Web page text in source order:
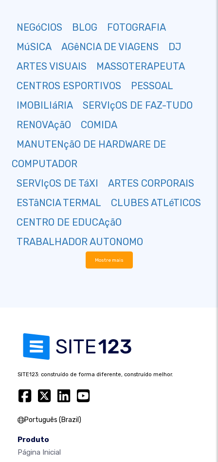
NEGóCIOS BLOG
FOTOGRAFIA
MúSICA
AGêNCIA DE VIAGENS
DJ
ARTES VISUAIS
MASSOTERAPEUTA
CENTROS ESPORTIVOS
PESSOAL
IMOBILIáRIA
SERVIçOS DE FAZ-TUDO
RENOVAçãO
COMIDA
MANUTENçãO DE HARDWARE DE
COMPUTADOR
SERVIçOS DE TáXI
ARTES CORPORAIS
ESTâNCIA TERMAL
CLUBES ATLéTICOS
CENTRO DE EDUCAçãO
TRABALHADOR AUTONOMO
Mostre mais
SITE123: construído de forma diferente, construído melhor.
Português (Brazil)
Produto
Página Inicial